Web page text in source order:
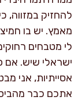
להחזיק במזווה,
מאמץ. יש בו
לי מטבחים
ישראלי שיש. אם
אסייתיות, אני
אתכם כבר